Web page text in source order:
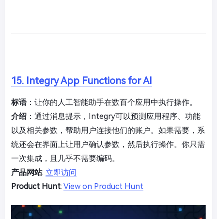
15. Integry App Functions for AI
标语：让你的人工智能助手在数百个应用中执行操作。
介绍 ：通过消息提示，Integry可以预测应用程序、功能
以及相关参数，帮助用户连接他们的账户。如果需要，系
统还会在界面上让用户确认参数，然后执行操作。你只需
一次集成，且几乎不需要编码。
产品网站: 立即访问
Product Hunt: View on Product Hunt